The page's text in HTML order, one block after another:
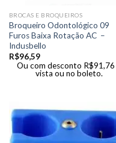
BROCAS E BROQUEIROS
Broqueiro Odontológico 09
Furos Baixa Rotação AC –
Indusbello
R$96,59
Ou com desconto R$91,76
vista ou no boleto.